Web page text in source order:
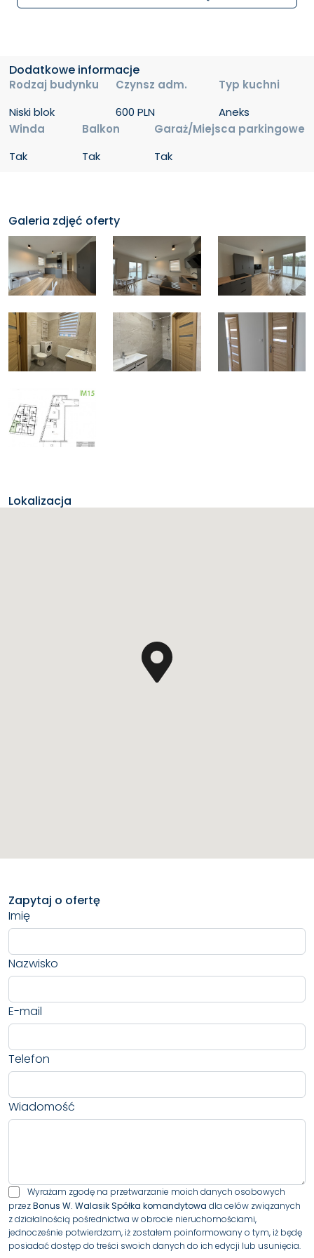
Opis dodatkowy dołączany w eksporcie:
Dodatkowe informacje
Rodzaj budynku
Niski blok
Czynsz adm.
600 PLN
Typ kuchni
Aneks
Winda
Tak
Balkon
Tak
Garaż/Miejsca parkingowe
Tak
Galeria zdjęć oferty
Lokalizacja
Zapytaj o ofertę
Imię
Nazwisko
E-mail
Telefon
Wiadomość
Wyrażam zgodę na przetwarzanie moich danych osobowych
przezBonus W. Walasik Spółka komandytowa dla celów związanych
z działalnością pośrednictwa w obrocie nieruchomościami,
jednocześnie potwierdzam, iż zostałem poinformowany o tym, iż będę
posiadać dostęp do treści swoich danych do ich edycji lub usunięcia.